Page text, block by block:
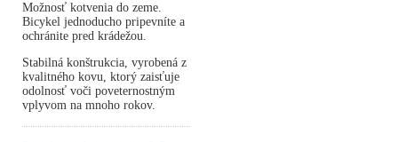
Možnosť kotvenia do zeme.
Bicykel jednoducho pripevníte a
ochránite pred krádežou.
Stabilná konštrukcia, vyrobená z
kvalitného kovu, ktorý zaisťuje
odolnosť voči poveternostným
vplyvom na mnoho rokov.